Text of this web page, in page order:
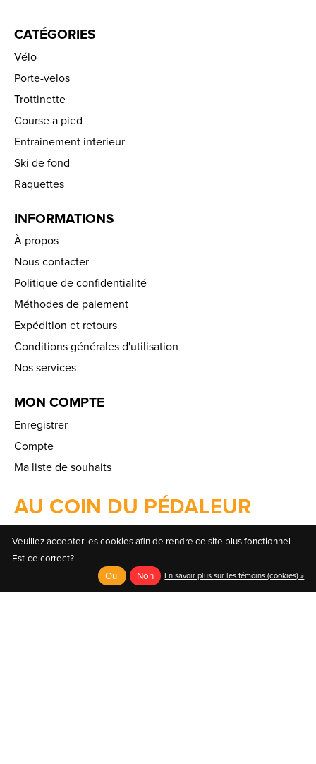
CATÉGORIES
Vélo
Porte-velos
Trottinette
Course a pied
Entrainement interieur
Ski de fond
Raquettes
INFORMATIONS
À propos
Nous contacter
Politique de confidentialité
Méthodes de paiement
Expédition et retours
Conditions générales d'utilisation
Nos services
MON COMPTE
Enregistrer
Compte
Ma liste de souhaits
AU COIN DU PÉDALEUR
Fondée en 1970, la compagnie Au Coin du Pédaleur
se démarque dès ses débuts comme un détaillant
spécialisé offrant un large choix de produits et de
Veuillez accepter les cookies afin de rendre ce site plus fonctionnel
Est-ce correct?
Oui
Non En savoir plus sur les témoins (cookies) »